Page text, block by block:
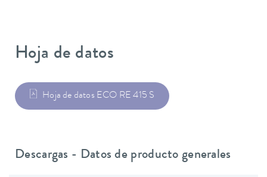
Hoja de datos
Hoja de datos ECO RE 415 S
Descargas - Datos de producto generales